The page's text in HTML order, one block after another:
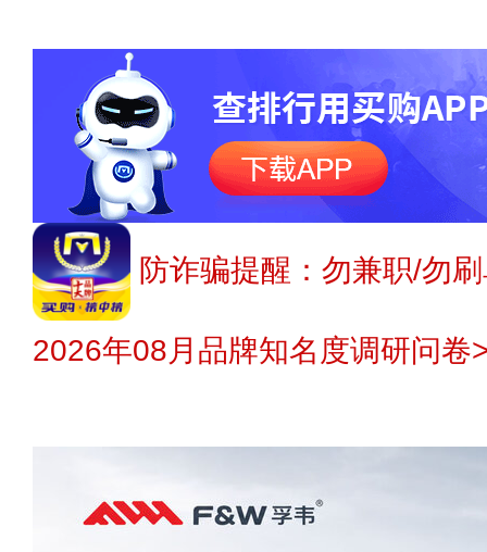
防诈骗提醒：勿兼职/勿
2026年08月品牌知名度调研问卷